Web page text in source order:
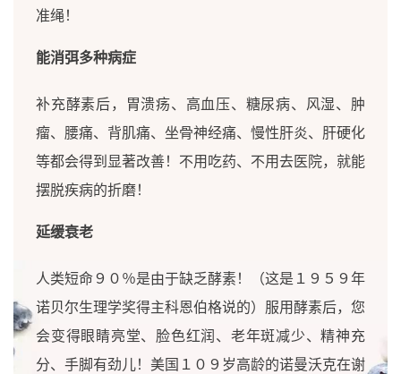
准绳！
能消弭多种病症
补充酵素后，胃溃疡、高血压、糖尿病、风湿、肿
瘤、腰痛、背肌痛、坐骨神经痛、慢性肝炎、肝硬化
等都会得到显著改善！不用吃药、不用去医院，就能
摆脱疾病的折磨！
延缓衰老
人类短命９０％是由于缺乏酵素！（这是１９５９年
诺贝尔生理学奖得主科恩伯格说的）服用酵素后，您
会变得眼睛亮堂、脸色红润、老年斑减少、精神充
分、手脚有劲儿！美国１０９岁高龄的诺曼沃克在谢